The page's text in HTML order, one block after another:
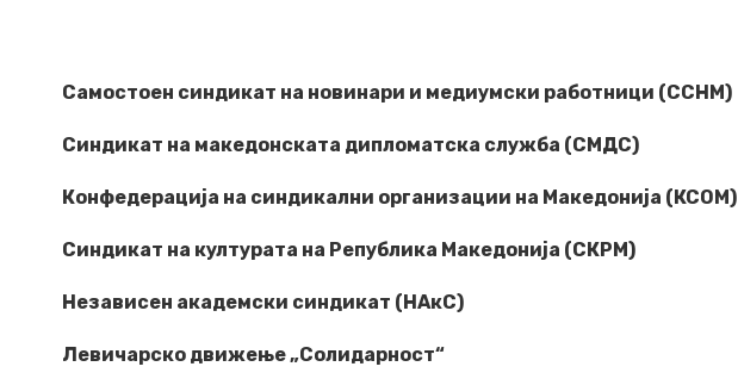
Самостоен синдикат на новинари и медиумски работници (ССНМ)
Синдикат на македонската дипломатска служба (СМДС)
Конфедерација на синдикални организации на Македонија (КСОМ)
Синдикат на културата на Република Македонија (СКРМ)
Независен академски синдикат (НАкС)
Левичарско движење „Солидарност“